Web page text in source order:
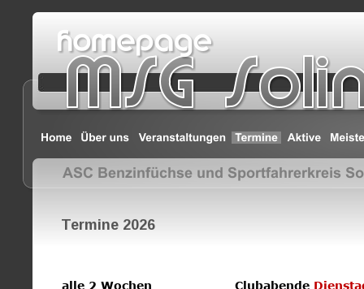
Termine 2026
alle 2 Wochen Clubabende